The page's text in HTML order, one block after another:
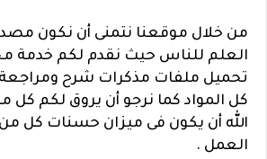
من خلال موقعنا نتمنى أن نكون
العلم للناس حيث نقدم لكم خدمة
تحميل ملفات مذكرات شرح ومراجعة
كل المواد كما نرجو أن يروق لكم كل
الله أن يكون فى ميزان حسنات كل
العمل .